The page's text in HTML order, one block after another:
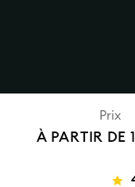
Prix
À PARTIR DE